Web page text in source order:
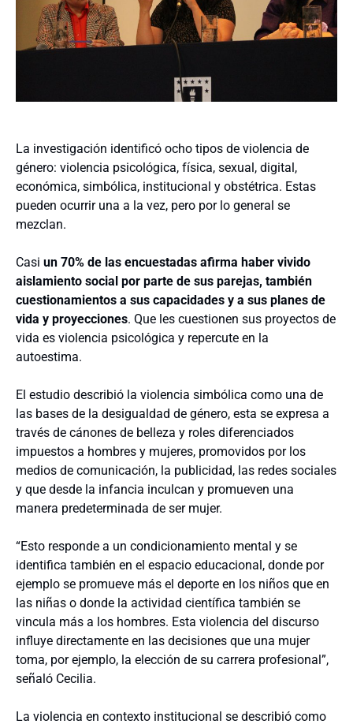
La investigación identificó ocho tipos de violencia de
género: violencia psicológica, física, sexual, digital,
económica, simbólica, institucional y obstétrica. Estas
pueden ocurrir una a la vez, pero por lo general se
mezclan.
Casi un 70% de las encuestadas afirma haber vivido
aislamiento social por parte de sus parejas, también
cuestionamientos a sus capacidades y a sus planes de
vida y proyecciones. Que les cuestionen sus proyectos de
vida es violencia psicológica y repercute en la
autoestima.
El estudio describió la violencia simbólica como una de
las bases de la desigualdad de género, esta se expresa a
través de cánones de belleza y roles diferenciados
impuestos a hombres y mujeres, promovidos por los
medios de comunicación, la publicidad, las redes sociales
y que desde la infancia inculcan y promueven una
manera predeterminada de ser mujer.
“Esto responde a un condicionamiento mental y se
identifica también en el espacio educacional, donde por
ejemplo se promueve más el deporte en los niños que en
las niñas o donde la actividad científica también se
vincula más a los hombres. Esta violencia del discurso
influye directamente en las decisiones que una mujer
toma, por ejemplo, la elección de su carrera profesional”,
señaló Cecilia.
La violencia en contexto institucional se describió como